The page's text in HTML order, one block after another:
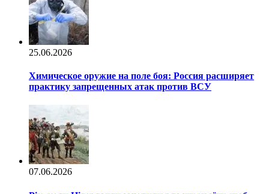
25.06.2026
Химическое оружие на поле боя: Россия расширяет
практику запрещенных атак против ВСУ
07.06.2026